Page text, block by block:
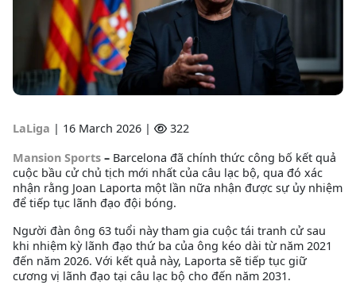
LaLiga | 16 March 2026 |
322
Mansion Sports – Barcelona đã chính thức công bố kết quả
cuộc bầu cử chủ tịch mới nhất của câu lạc bộ, qua đó xác
nhận rằng Joan Laporta một lần nữa nhận được sự ủy nhiệm
để tiếp tục lãnh đạo đội bóng.
Người đàn ông 63 tuổi này tham gia cuộc tái tranh cử sau
khi nhiệm kỳ lãnh đạo thứ ba của ông kéo dài từ năm 2021
đến năm 2026. Với kết quả này, Laporta sẽ tiếp tục giữ
cương vị lãnh đạo tại câu lạc bộ cho đến năm 2031.